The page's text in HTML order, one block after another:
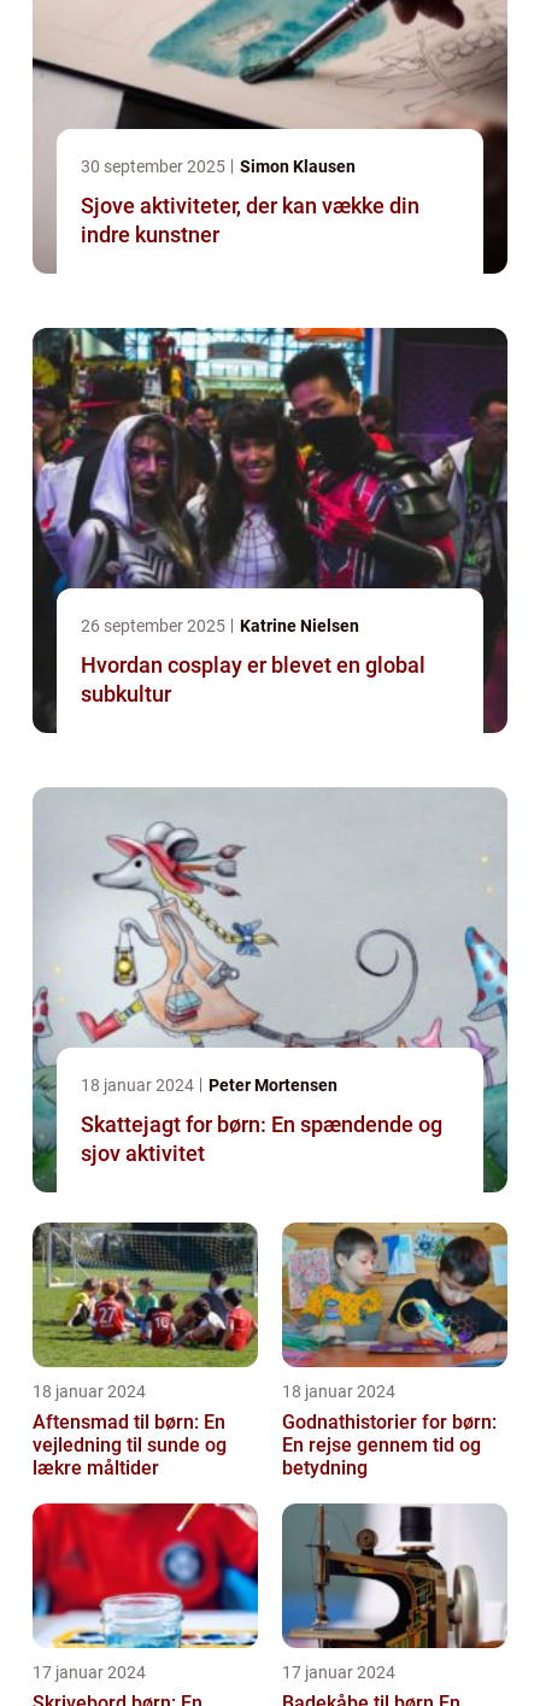
30 september 2025 Simon Klausen
Sjove aktiviteter, der kan vække din
indre kunstner
26 september 2025 Katrine Nielsen
Hvordan cosplay er blevet en global
subkultur
18 januar 2024 Peter Mortensen
Skattejagt for børn: En spændende og
sjov aktivitet
18 januar 2024
Aftensmad til børn: En
vejledning til sunde og
lækre måltider
18 januar 2024
Godnathistorier for børn:
En rejse gennem tid og
betydning
17 januar 2024 17 januar 2024